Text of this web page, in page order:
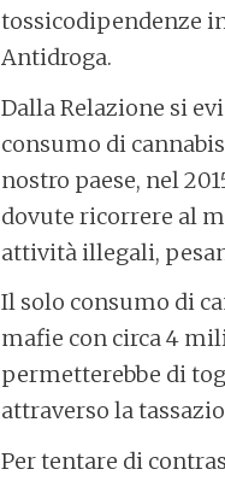
tossicodipendenze
Antidroga.
Dalla Relazione si
consumo di
nostro paese, nel
dovute ricorrere al
attività illegali,
Il solo consumo di
mafie con circa 4
permetterebbe di
attraverso la
Per tentare di